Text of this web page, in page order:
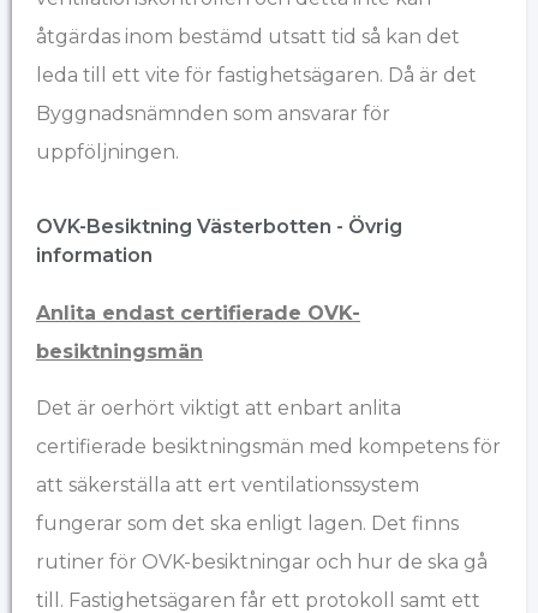
åtgärdas inom bestämd utsatt tid så kan det
leda till ett vite för fastighetsägaren. Då är det
Byggnadsnämnden som ansvarar för
uppföljningen.
OVK-Besiktning Västerbotten - Övrig
information​
Anlita endast certifierade OVK-
besiktningsmän
Det är oerhört viktigt att enbart anlita
certifierade besiktningsmän med kompetens för
att säkerställa att ert ventilationssystem
fungerar som det ska enligt lagen. Det finns
rutiner för OVK-besiktningar och hur de ska gå
till. Fastighetsägaren får ett protokoll samt ett